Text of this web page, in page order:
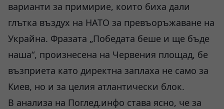
варианти за примирие, които биха дали
глътка въздух на НАТО за превъоръжаване на
Украйна. Фразата „Победата беше и ще бъде
наша“, произнесена на Червения площад, бе
възприета като директна заплаха не само за
Киев, но и за целия атлантически блок.
В анализа на Поглед.инфо става ясно, че за